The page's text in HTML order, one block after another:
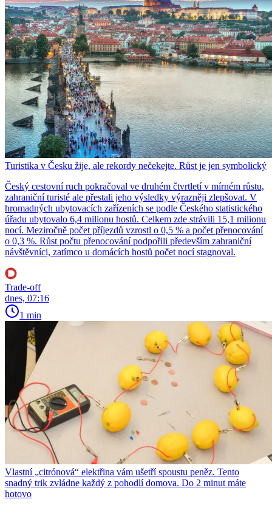
Turistika v Česku žije, ale rekordy nečekejte. Růst je jen symbolický
Český cestovní ruch pokračoval ve druhém čtvrtletí v mírném růstu,
zahraniční turisté ale přestali jeho výsledky výrazněji zlepšovat. V
hromadných ubytovacích zařízeních se podle Českého statistického
úřadu ubytovalo 6,4 milionu hostů. Celkem zde strávili 15,1 milionu
nocí. Meziročně počet příjezdů vzrostl o 0,5 % a počet přenocování
o 0,3 %. Růst počtu přenocování podpořili především zahraniční
návštěvníci, zatímco u domácích hostů počet nocí stagnoval.
Trade-off
dnes, 07:16
1 min
Vlastní „citrónová“ elektřina vám ušetří spoustu peněz. Tento
snadný trik zvládne každý z pohodlí domova. Do 2 minut máte
hotovo